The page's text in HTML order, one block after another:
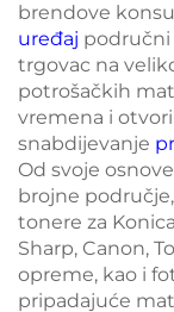
brendove
uređaj područni
trgovac na
potrošačkih
vremena i
snabdijevanje
Od svoje
brojne
tonere za
Sharp, Canon,
opreme, kao i
pripadajuće